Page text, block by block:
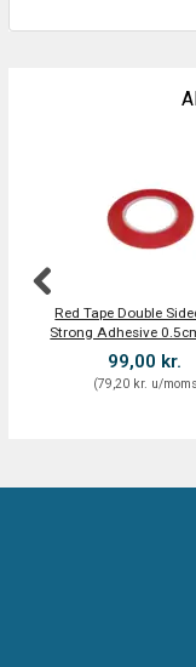
Red Tape Double
Strong Adhesive
99,00 kr.
(79,20 kr. u/